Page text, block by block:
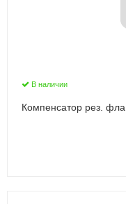
В наличии
Компенсатор рез.